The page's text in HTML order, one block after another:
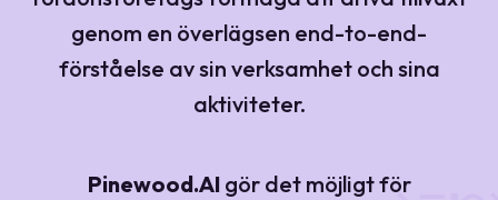
genom en överlägsen end-to-end-
förståelse av sin verksamhet och sina
aktiviteter.
Pinewood.AIgör det möjligt för